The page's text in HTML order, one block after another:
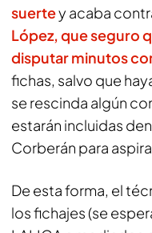
suertey acaba
López, que seguro
disputar minutos
fichas, salvo que
se rescinda algún
estarán incluidas
Corberán para
De esta forma, el
los fichajes (se